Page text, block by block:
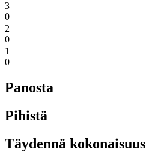
3
0
2
0
1
0
Panosta
Pihistä
Täydennä kokonaisuus